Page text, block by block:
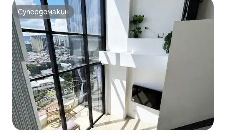
Супердомакин
Супердомакин